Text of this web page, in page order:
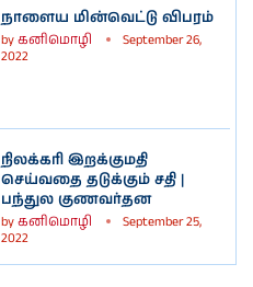
நாளைய மின்வெட்டு விபரம்
byகனிமொழி
September 26,
2022
நிலக்கரி இறக்குமதி
செய்வதை தடுக்கும் சதி |
பந்துல குணவர்தன
byகனிமொழி
September 25,
2022